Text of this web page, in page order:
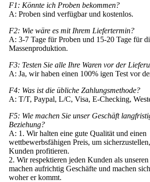
F1: Könnte ich Proben bekommen?
A: Proben sind verfügbar und kostenlos.
F2: Wie wäre es mit Ihrem Liefertermin?
A: 3-7 Tage für Proben und 15-20 Tage für
Massenproduktion.
F3: Testen Sie alle Ihre Waren vor der
A: Ja, wir haben einen 100% igen Test vor
F4: Was ist die übliche Zahlungsmethode?
A: T/T, Paypal, L/C, Visa, E-Checking,
F5: Wie machen Sie unser Geschäft
Beziehung?
A: 1. Wir halten eine gute Qualität und einen
wettbewerbsfähigen Preis, um
Kunden profitieren.
2. Wir respektieren jeden Kunden als
machen aufrichtig Geschäfte und machen
woher er kommt.